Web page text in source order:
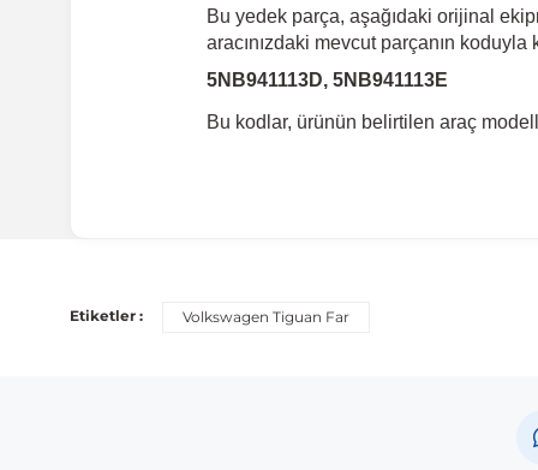
Bu yedek parça, aşağıdaki orijinal
aracınızdaki mevcut parçanın koduyla
5NB941113D, 5NB941113E
Bu kodlar, ürünün belirtilen araç
Etiketler : Volkswagen Tiguan Far